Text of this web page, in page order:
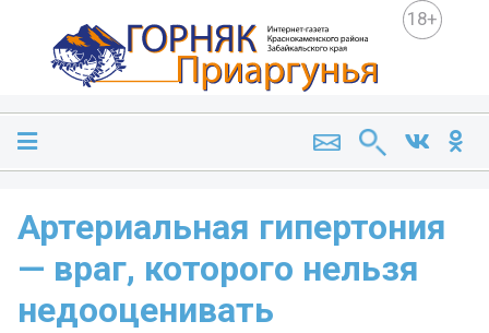
18+
Артериальная гипертония
— враг, которого нельзя
недооценивать